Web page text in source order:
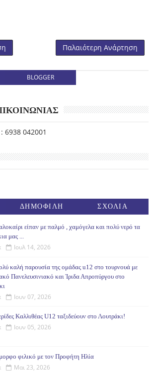
Παλαιότερη Ανάρτηση
BLOGGER
6938 042001
ΔΗΜΟΦΙΛΗ ΣΧΟΛΙΑ
είπαν με παλμό , χαμόγελα και πολύ νερό τα
μας ...
Ιουλ 14, 2026
καλή παρουσία της ομάδας u12 στο τουρνουά με
Πανελευσινιακό και Ίριδα Απροπύργου στο
Ιουν 07, 2026
Καλλιθέας U12 ταξιδεύουν στο Λουτράκι!
Ιουν 05, 2026
φιλικό με τον Προφήτη Ηλία
Μαι 23, 2026